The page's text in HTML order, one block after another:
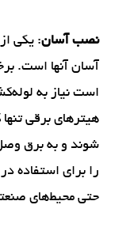
نصب آسان: یکی
آسان آنها است.
است نیاز به
هیترهای برقی
شوند و به برق وصل
را برای استفاده
حتی محیط‌های